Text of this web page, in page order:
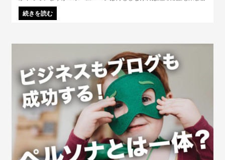
ん。ホームページに集客するには、SEO対策と広告運用がキーです。
今日から無料で始められる方法をご紹介します。
続きを読む